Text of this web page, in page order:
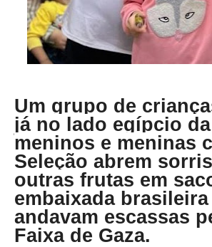
Um grupo de
já no lado egípcio
meninos e meninas
Seleção abrem
outras frutas em
embaixada
andavam escassas
Faixa de Gaza.